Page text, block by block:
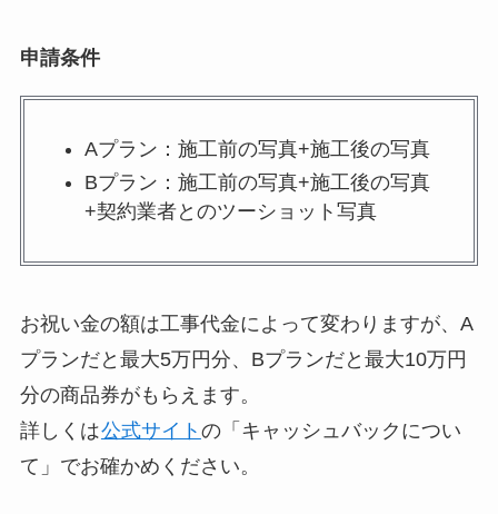
申請条件
Aプラン：施工前の写真+施工後の写真
Bプラン：施工前の写真+施工後の写真
+契約業者とのツーショット写真
お祝い金の額は工事代金によって変わりますが、A
プランだと最大5万円分、Bプランだと最大10万円
分の商品券がもらえます。
詳しくは公式サイト の「キャッシュバックについ
て」でお確かめください。